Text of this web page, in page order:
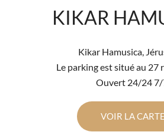
KIKAR
Kikar Hamusica,
Le parking est situé au 27
Ouvert 24/24
VOIR LA CARTE